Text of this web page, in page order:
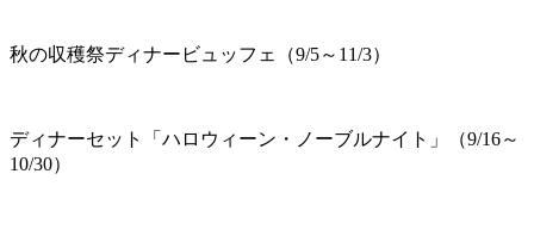
秋の収穫祭ディナービュッフェ（9/5～11/3）
ディナーセット「ハロウィーン・ノーブルナイト」（9/16～
10/30）